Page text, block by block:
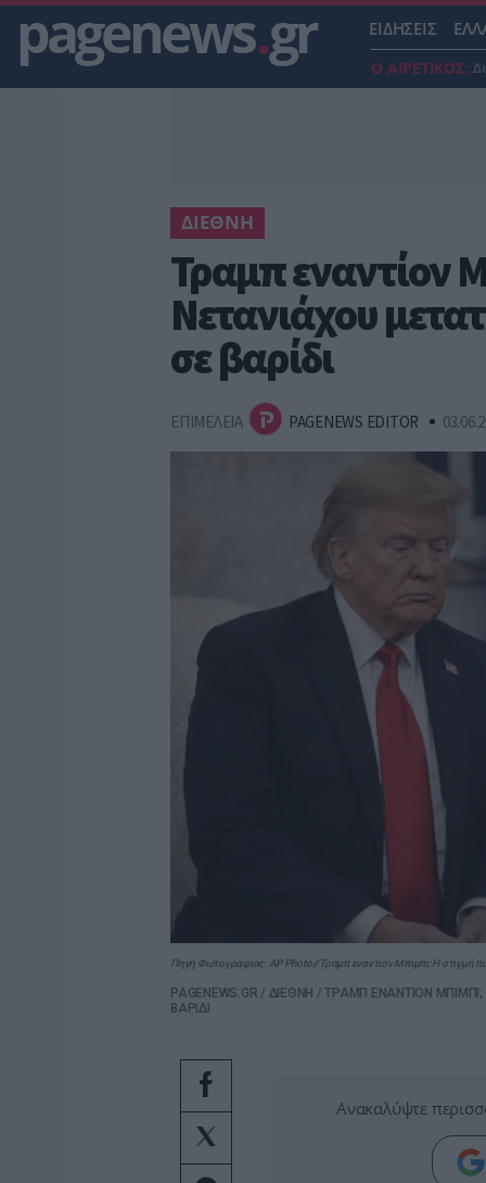
pagenews.gr ΕΙΔΗΣΕΙΣ
Ο ΑΙΡΕΤΙΚΟΣ:
ΔΙΕΘΝΗ
Τραμπ εναντίον
Νετανιάχου
σε βαρίδι
ΕΠΙΜΕΛΕΙΑ PAGENEWS EDITOR
Πηγή Φωτογραφίας: AP Photo//Τραμπ εναντίον Μπίμπι; Η στιγμή
PAGENEWS.GR / ΔΙΕΘΝΗ /ΤΡΑΜΠ ΕΝΑΝΤΙΟΝ
ΒΑΡΙΔΙ
Ανακαλύψτε